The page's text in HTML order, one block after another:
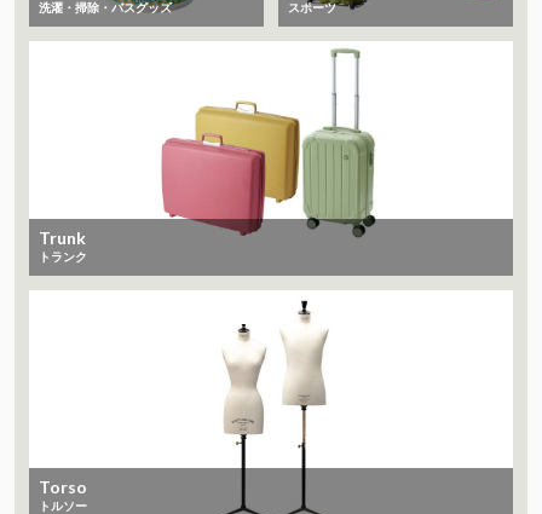
洗濯・掃除・バスグッズ スポーツ
Trunk
トランク
Torso
トルソー